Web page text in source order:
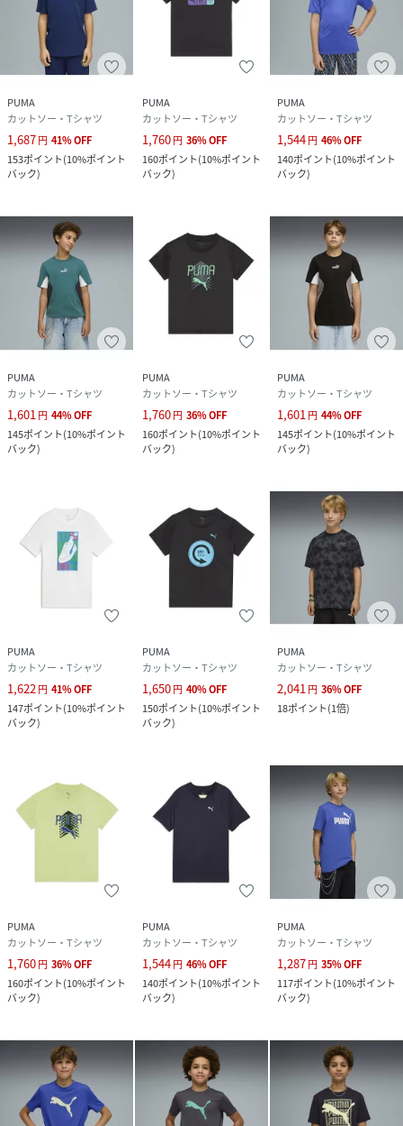
PUMA
カットソー・Tシャツ
1,687円 41%OFF
153ポイント(10%ポイント
バック)
PUMA
カットソー・Tシャツ
1,760円 36%OFF
160ポイント(10%ポイント
バック)
PUMA
カットソー・Tシャツ
1,544円 46%OFF
140ポイント(10%ポイント
バック)
PUMA
カットソー・Tシャツ
1,601 円 44%OFF
145ポイント(10%ポイント
バック)
PUMA
カットソー・Tシャツ
1,760円 36%OFF
160ポイント(10%ポイント
バック)
PUMA
カットソー・Tシャツ
1,601 円 44%OFF
145ポイント(10%ポイント
バック)
PUMA
カットソー・Tシャツ
1,622円 41%OFF
147ポイント(10%ポイント
バック)
PUMA
カットソー・Tシャツ
1,650円 40%OFF
150ポイント(10%ポイント
バック)
PUMA
カットソー・Tシャツ
2,041円 36%OFF
18ポイント(1倍)
PUMA
カットソー・Tシャツ
1,760円 36%OFF
160ポイント(10%ポイント
バック)
PUMA
カットソー・Tシャツ
1,544円 46%OFF
140ポイント(10%ポイント
バック)
PUMA
カットソー・Tシャツ
1,287円 35%OFF
117ポイント(10%ポイント
バック)